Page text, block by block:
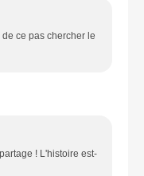
ce pas chercher le
! L'histoire est-